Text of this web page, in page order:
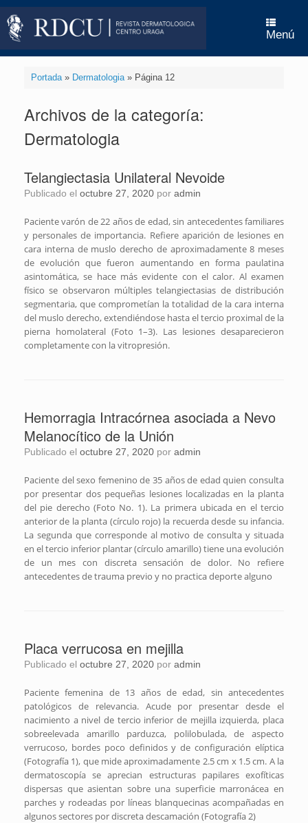
Saltar
contenido
Menú
Portada» Dermatologia» Página 12
Archivos de la categoría:
Dermatologia
Telangiectasia Unilateral Nevoide
Publicado el octubre 27, 2020 por admin
Paciente varón de 22 años de edad, sin antecedentes familiares
y personales de importancia. Refiere aparición de lesiones en
cara interna de muslo derecho de aproximadamente 8 meses
de evolución que fueron aumentando en forma paulatina
asintomática, se hace más evidente con el calor. Al examen
físico se observaron múltiples telangiectasias de distribución
segmentaria, que comprometían la totalidad de la cara interna
del muslo derecho, extendiéndose hasta el tercio proximal de la
pierna homolateral (Foto 1–3). Las lesiones desaparecieron
completamente con la vitropresión.
Hemorragia Intracórnea asociada a Nevo
Melanocítico de la Unión
Publicado el octubre 27, 2020 por admin
Paciente del sexo femenino de 35 años de edad quien consulta
por presentar dos pequeñas lesiones localizadas en la planta
del pie derecho (Foto No. 1). La primera ubicada en el tercio
anterior de la planta (círculo rojo) la recuerda desde su infancia.
La segunda que corresponde al motivo de consulta y situada
en el tercio inferior plantar (círculo amarillo) tiene una evolución
de un mes con discreta sensación de dolor. No refiere
antecedentes de trauma previo y no practica deporte alguno
Placa verrucosa en mejilla
Publicado el octubre 27, 2020 por admin
Paciente femenina de 13 años de edad, sin antecedentes
patológicos de relevancia. Acude por presentar desde el
nacimiento a nivel de tercio inferior de mejilla izquierda, placa
sobreelevada amarillo parduzca, polilobulada, de aspecto
verrucoso, bordes poco definidos y de configuración elíptica
(Fotografía 1), que mide aproximadamente 2.5 cm x 1.5 cm. A la
dermatoscopía se aprecian estructuras papilares exofíticas
dispersas que asientan sobre una superficie marronácea en
parches y rodeadas por líneas blanquecinas acompañadas en
algunos sectores por discreta descamación (Fotografía 2)